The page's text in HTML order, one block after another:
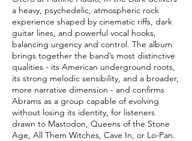
a heavy, psychedelic, atmospheric rock
experience shaped by cinematic riffs, dark
guitar lines, and powerful vocal hooks,
balancing urgency and control. The album
brings together the band’s most distinctive
qualities - its American underground roots,
its strong melodic sensibility, and a broader,
more narrative dimension - and confirms
Abrams as a group capable of evolving
without losing its identity, for listeners
drawn to Mastodon, Queens of the Stone
Age, All Them Witches, Cave In, or Lo-Pan.